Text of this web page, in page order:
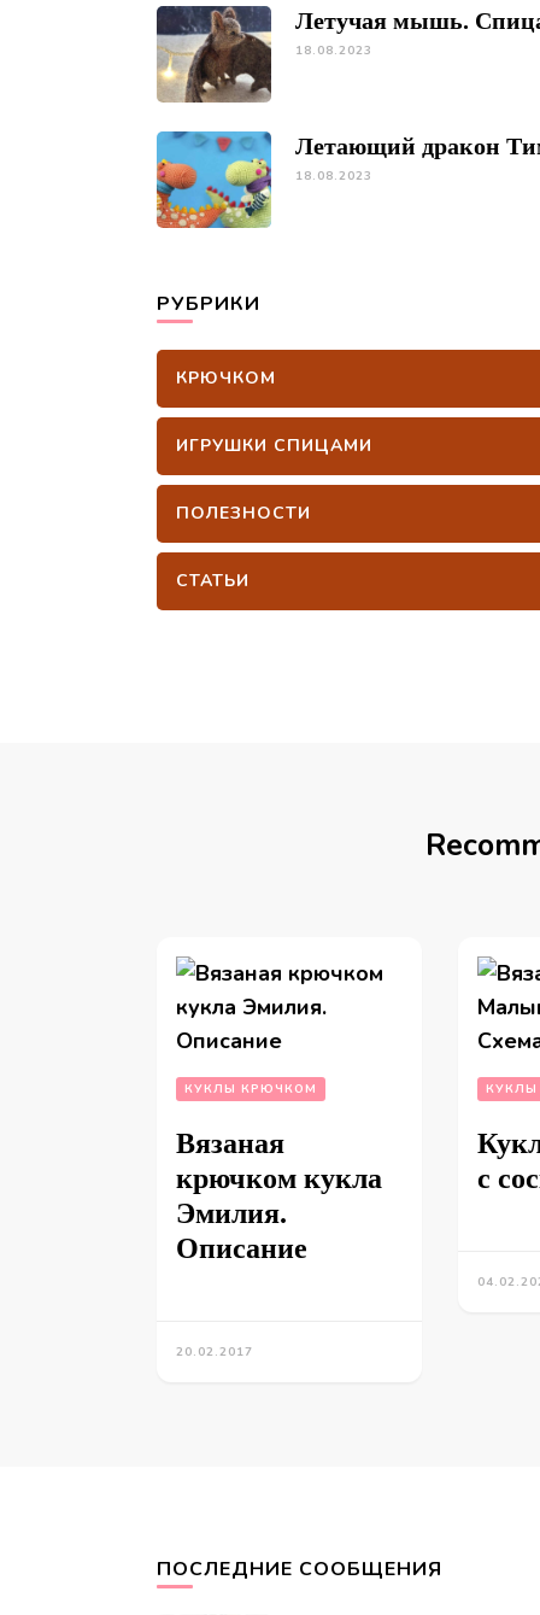
Летучая мышь.
18.08.2023
Летающий дракон
18.08.2023
РУБРИКИ
КРЮЧКОМ
ИГРУШКИ СПИЦАМИ
ПОЛЕЗНОСТИ
СТАТЬИ
КУКЛЫ КРЮЧКОМ
Вязаная
крючком кукла
Эмилия.
Описание
20.02.2017
с
ПОСЛЕДНИЕ СООБЩЕНИЯ